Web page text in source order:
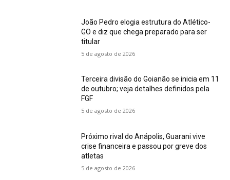
João Pedro elogia estrutura do Atlético-
GO e diz que chega preparado para ser
titular
5 de agosto de 2026
Terceira divisão do Goianão se inicia em 11
de outubro; veja detalhes definidos pela
FGF
5 de agosto de 2026
Próximo rival do Anápolis, Guarani vive
crise financeira e passou por greve dos
atletas
5 de agosto de 2026